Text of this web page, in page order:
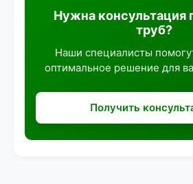
Нужна консультация
труб?
Наши специалисты
оптимальное решение для
Получить